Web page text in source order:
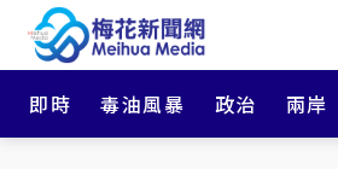
即時 毒油風暴 政治 兩岸